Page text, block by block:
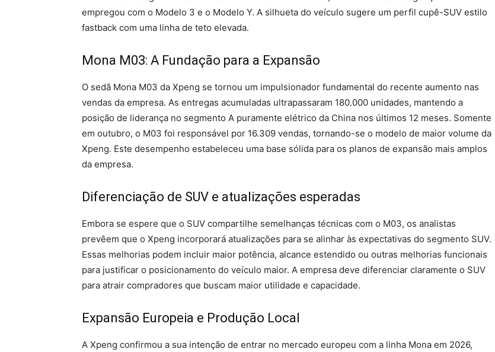
empregou com o Modelo 3 e o Modelo Y. A silhueta do veículo sugere um perfil cupê-SUV estilo
fastback com uma linha de teto elevada.
Mona M03: A Fundação para a Expansão
O sedã Mona M03 da Xpeng se tornou um impulsionador fundamental do recente aumento nas
vendas da empresa. As entregas acumuladas ultrapassaram 180.000 unidades, mantendo a
posição de liderança no segmento A puramente elétrico da China nos últimos 12 meses. Somente
em outubro, o M03 foi responsável por 16.309 vendas, tornando-se o modelo de maior volume da
Xpeng. Este desempenho estabeleceu uma base sólida para os planos de expansão mais amplos
da empresa.
Diferenciação de SUV e atualizações esperadas
Embora se espere que o SUV compartilhe semelhanças técnicas com o M03, os analistas
prevêem que o Xpeng incorporará atualizações para se alinhar às expectativas do segmento SUV.
Essas melhorias podem incluir maior potência, alcance estendido ou outras melhorias funcionais
para justificar o posicionamento do veículo maior. A empresa deve diferenciar claramente o SUV
para atrair compradores que buscam maior utilidade e capacidade.
Expansão Europeia e Produção Local
A Xpeng confirmou a sua intenção de entrar no mercado europeu com a linha Mona em 2026,